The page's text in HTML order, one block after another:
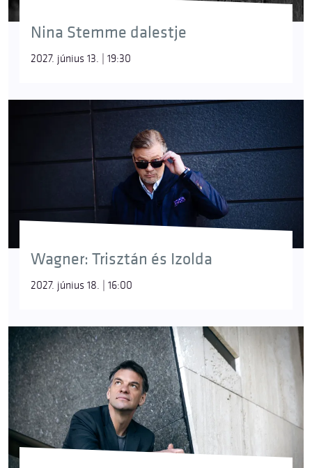
Nina Stemme dalestje
2027. június 13. | 19:30
Wagner: Trisztán és Izolda
2027. június 18. | 16:00